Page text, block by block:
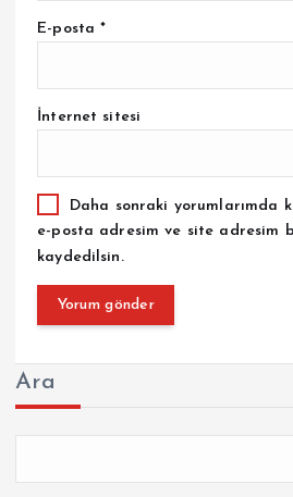
E-posta*
İnternet sitesi
Daha sonraki yorumlarımda
e-posta adresim ve site adresim
kaydedilsin.
Ara